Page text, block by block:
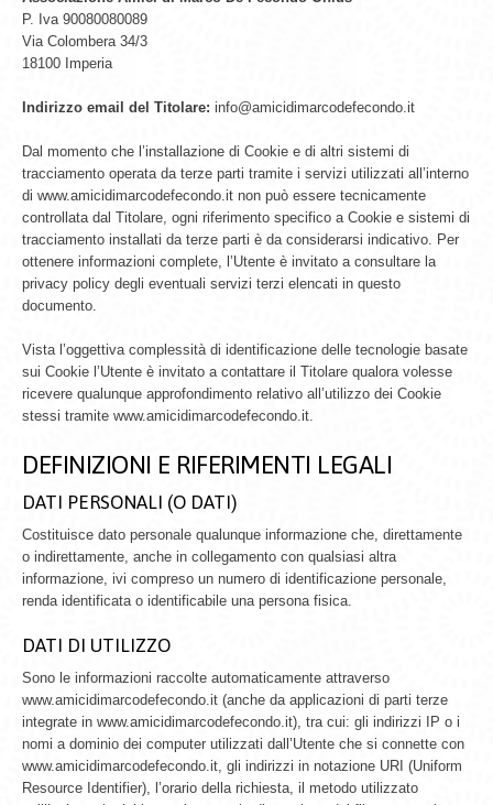
P. Iva 90080080089
Via Colombera 34/3
18100 Imperia
Indirizzo email del Titolare: info@amicidimarcodefecondo.it
Dal momento che l’installazione di Cookie e di altri sistemi di
tracciamento operata da terze parti tramite i servizi utilizzati all’interno
di www.amicidimarcodefecondo.it non può essere tecnicamente
controllata dal Titolare, ogni riferimento specifico a Cookie e sistemi di
tracciamento installati da terze parti è da considerarsi indicativo. Per
ottenere informazioni complete, l’Utente è invitato a consultare la
privacy policy degli eventuali servizi terzi elencati in questo
documento.
Vista l’oggettiva complessità di identificazione delle tecnologie basate
sui Cookie l’Utente è invitato a contattare il Titolare qualora volesse
ricevere qualunque approfondimento relativo all’utilizzo dei Cookie
stessi tramite www.amicidimarcodefecondo.it.
DEFINIZIONI E RIFERIMENTI LEGALI
DATI PERSONALI (O DATI)
Costituisce dato personale qualunque informazione che, direttamente
o indirettamente, anche in collegamento con qualsiasi altra
informazione, ivi compreso un numero di identificazione personale,
renda identificata o identificabile una persona fisica.
DATI DI UTILIZZO
Sono le informazioni raccolte automaticamente attraverso
www.amicidimarcodefecondo.it (anche da applicazioni di parti terze
integrate in www.amicidimarcodefecondo.it), tra cui: gli indirizzi IP o i
nomi a dominio dei computer utilizzati dall’Utente che si connette con
www.amicidimarcodefecondo.it, gli indirizzi in notazione URI (Uniform
Resource Identifier), l’orario della richiesta, il metodo utilizzato